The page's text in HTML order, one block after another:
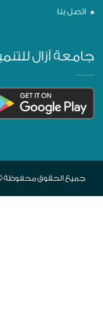
اتصل بنا
جامعة آزال
جميع الحقوق محفوظة © 2026 - جامعة آزال للتنمية